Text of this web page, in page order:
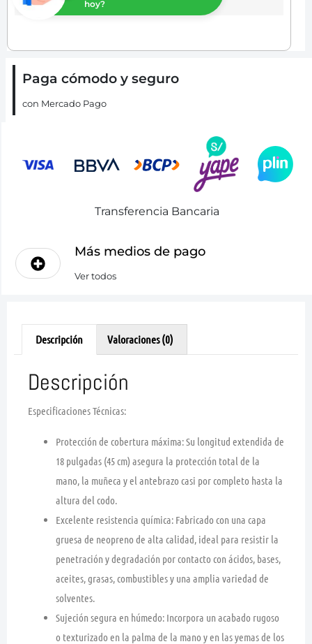
hoy?
Paga cómodo y seguro
con Mercado Pago
Transferencia Bancaria
Más medios de pago
Ver todos
Descripción Valoraciones (0)
Descripción
Especificaciones Técnicas:
Protección de cobertura máxima:Su longitud extendida de
18 pulgadas (45 cm) asegura la protección total de la
mano, la muñeca y el antebrazo casi por completo hasta la
altura del codo.
Excelente resistencia química: Fabricado con una capa
gruesa de neopreno de alta calidad, ideal para resistir la
penetración y degradación por contacto con ácidos, bases,
aceites, grasas, combustibles y una amplia variedad de
solventes.
Sujeción segura en húmedo: Incorpora un acabado rugoso
o texturizado en la palma de la mano y en las yemas de los